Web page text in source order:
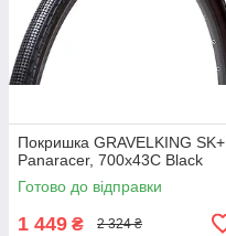
Покришка GRAVELKING SK+
Panaracer, 700x43C Black
Готово до відправки
1 449 ₴ 2 324 ₴